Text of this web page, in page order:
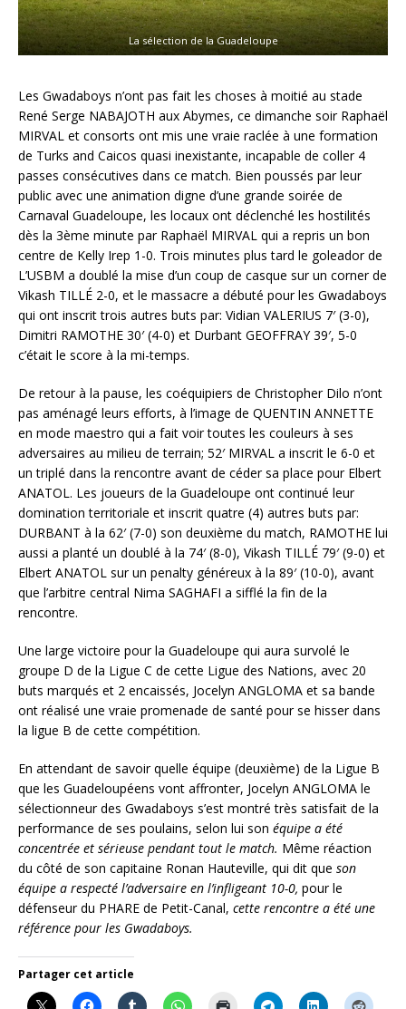
La sélection de la Guadeloupe
Les Gwadaboys n’ont pas fait les choses à moitié au stade
René Serge NABAJOTH aux Abymes, ce dimanche soir Raphaël
MIRVAL et consorts ont mis une vraie raclée à une formation
de Turks and Caicos quasi inexistante, incapable de coller 4
passes consécutives dans ce match. Bien poussés par leur
public avec une animation digne d’une grande soirée de
Carnaval Guadeloupe, les locaux ont déclenché les hostilités
dès la 3ème minute par Raphaël MIRVAL qui a repris un bon
centre de Kelly Irep 1-0. Trois minutes plus tard le goleador de
L’USBM a doublé la mise d’un coup de casque sur un corner de
Vikash TILLÉ 2-0, et le massacre a débuté pour les Gwadaboys
qui ont inscrit trois autres buts par: Vidian VALERIUS 7′ (3-0),
Dimitri RAMOTHE 30′ (4-0) et Durbant GEOFFRAY 39′, 5-0
c’était le score à la mi-temps.
De retour à la pause, les coéquipiers de Christopher Dilo n’ont
pas aménagé leurs efforts, à l’image de QUENTIN ANNETTE
en mode maestro qui a fait voir toutes les couleurs à ses
adversaires au milieu de terrain; 52′ MIRVAL a inscrit le 6-0 et
un triplé dans la rencontre avant de céder sa place pour Elbert
ANATOL. Les joueurs de la Guadeloupe ont continué leur
domination territoriale et inscrit quatre (4) autres buts par:
DURBANT à la 62′ (7-0) son deuxième du match, RAMOTHE lui
aussi a planté un doublé à la 74′ (8-0), Vikash TILLÉ 79′ (9-0) et
Elbert ANATOL sur un penalty généreux à la 89′ (10-0), avant
que l’arbitre central Nima SAGHAFI a sifflé la fin de la
rencontre.
Une large victoire pour la Guadeloupe qui aura survolé le
groupe D de la Ligue C de cette Ligue des Nations, avec 20
buts marqués et 2 encaissés, Jocelyn ANGLOMA et sa bande
ont réalisé une vraie promenade de santé pour se hisser dans
la ligue B de cette compétition.
En attendant de savoir quelle équipe (deuxième) de la Ligue B
que les Guadeloupéens vont affronter, Jocelyn ANGLOMA le
sélectionneur des Gwadaboys s’est montré très satisfait de la
performance de ses poulains, selon lui son équipe a été
concentrée et sérieuse pendant tout le match. Même réaction
du côté de son capitaine Ronan Hauteville, qui dit que son
équipe a respecté l’adversaire en l’infligeant 10-0, pour le
défenseur du PHARE de Petit-Canal, cette rencontre a été une
référence pour les Gwadaboys.
Partager cet article